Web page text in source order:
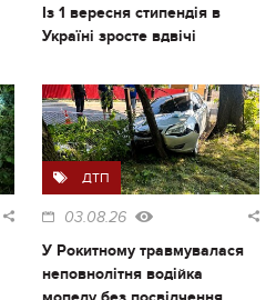
Із 1 вересня стипендія в
Україні зросте вдвічі
ДТП
03.08.26
У Рокитному травмувалася
неповнолітня водійка